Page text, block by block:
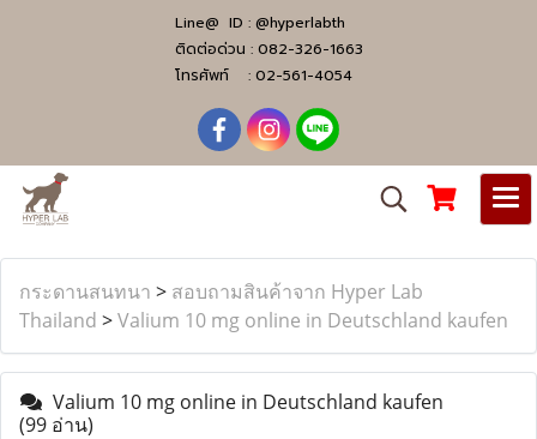
Line@ ID : @hyperlabth
ติดต่อด่วน : 082-326-1663
โทรศัพท์ : 02-561-4054
กระดานสนทนา > สอบถามสินค้าจาก Hyper Lab
Thailand >Valium 10 mg online in Deutschland kaufen
Valium 10 mg online in Deutschland kaufen
(99 อ่าน)